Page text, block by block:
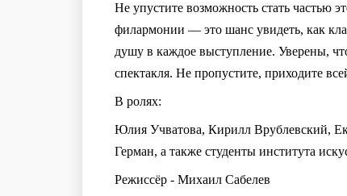
Не упустите возможность стать частью
филармонии — это шанс увидеть, как
душу в каждое выступление. Уверены,
спектакля. Не пропустите, приходите
В ролях:
Юлия Учватова, Кирилл Врублевский,
Герман, а также студенты института
Режиссёр - Михаил Сабелев